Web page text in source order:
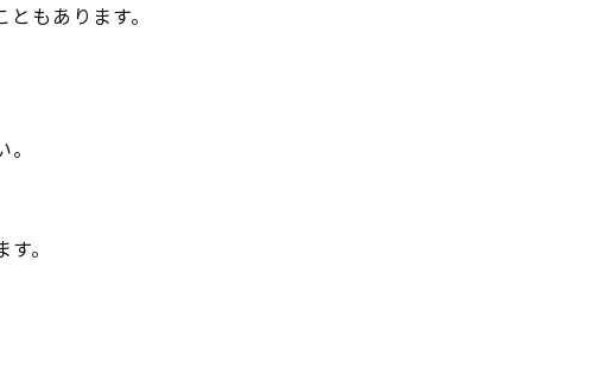
もあります。
。